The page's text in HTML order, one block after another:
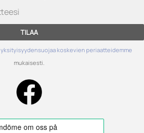
TILAA
yksityisyydensuojaa koskevien periaatteidemme
mukaisesti.